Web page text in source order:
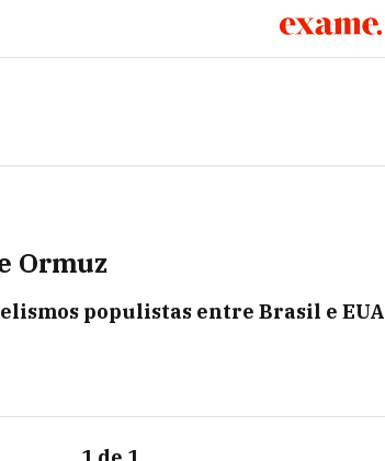
Ormuz
populistas entre Brasil e EUA